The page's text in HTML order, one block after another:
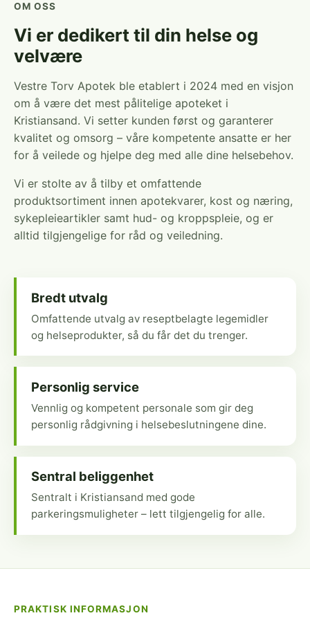
OM OSS
Vi er dedikert til din helse og
velvære
Vestre Torv Apotek ble etablert i 2024 med en visjon
om å være det mest pålitelige apoteket i
Kristiansand. Vi setter kunden først og garanterer
kvalitet og omsorg – våre kompetente ansatte er her
for å veilede og hjelpe deg med alle dine helsebehov.
Vi er stolte av å tilby et omfattende
produktsortiment innen apotekvarer, kost og næring,
sykepleieartikler samt hud- og kroppspleie, og er
alltid tilgjengelige for råd og veiledning.
Bredt utvalg
Omfattende utvalg av reseptbelagte legemidler
og helseprodukter, så du får det du trenger.
Personlig service
Vennlig og kompetent personale som gir deg
personlig rådgivning i helsebeslutningene dine.
Sentral beliggenhet
Sentralt i Kristiansand med gode
parkeringsmuligheter – lett tilgjengelig for alle.
PRAKTISK INFORMASJON